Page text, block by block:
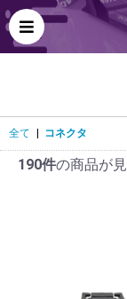
全て コネクタ
190件の商品が